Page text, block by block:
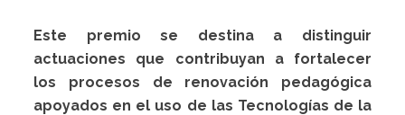
Este premio se destina a distinguir
actuaciones que contribuyan a fortalecer
los procesos de renovación pedagógica
apoyados en el uso de las Tecnologías de la